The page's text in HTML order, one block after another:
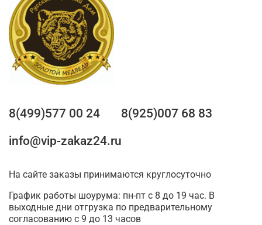
8(499)577 00 24
8(925)007 68 83
info@vip-zakaz24.ru
На сайте заказы принимаются круглосуточно
График работы шоурума: пн-пт с 8 до 19 час. В
выходные дни отгрузка по предварительному
согласованию с 9 до 13 часов